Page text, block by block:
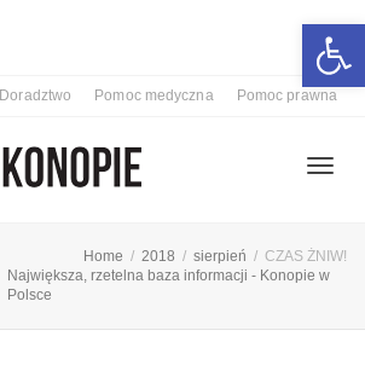
Doradztwo Pomoc medyczna Pomoc prawna
Home 2018 sierpień
CZAS ŻNIW!
Największa, rzetelna baza informacji - Konopie w
Polsce